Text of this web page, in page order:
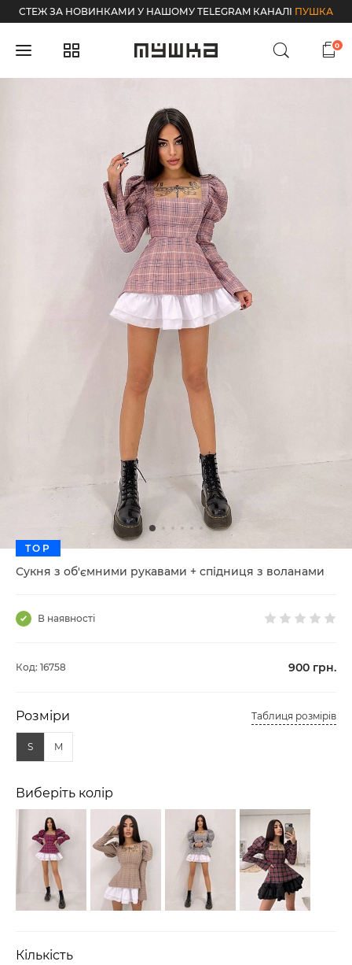
СТЕЖ ЗА НОВИНКАМИ У НАШОМУ TELEGRAM КАНАЛІ ПУШКА
0
TOP
Сукня з об'ємними рукавами + спідниця з воланами
В наявності
Код: 16758 900 грн.
Розміри Таблиця розмірів
S M
Виберіть колір
Кількість